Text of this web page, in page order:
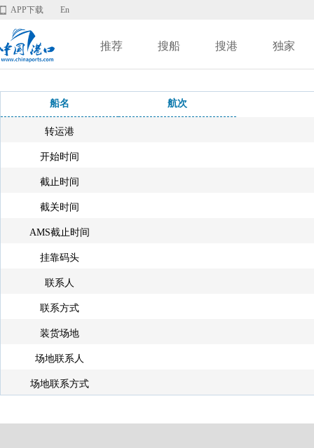
APP下载 En
推荐 搜船 搜港 独家
船名 航次
转运港
开始时间
截止时间
截关时间
AMS截止时间
挂靠码头
联系人
联系方式
装货场地
场地联系人
场地联系方式